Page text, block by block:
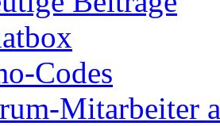
Codes
Mitarbeiter